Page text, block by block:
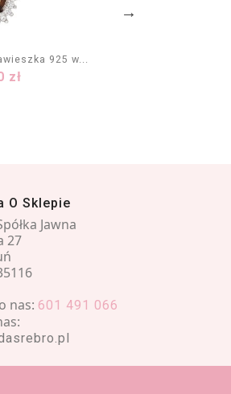
925 w...
zł
O Sklepie
Jawna
27
nas: 601 491 066